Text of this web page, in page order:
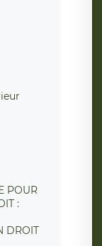
POUR
:
DROIT